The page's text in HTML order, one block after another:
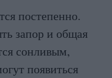
постепенно.
запор и общая
сонливым,
появиться